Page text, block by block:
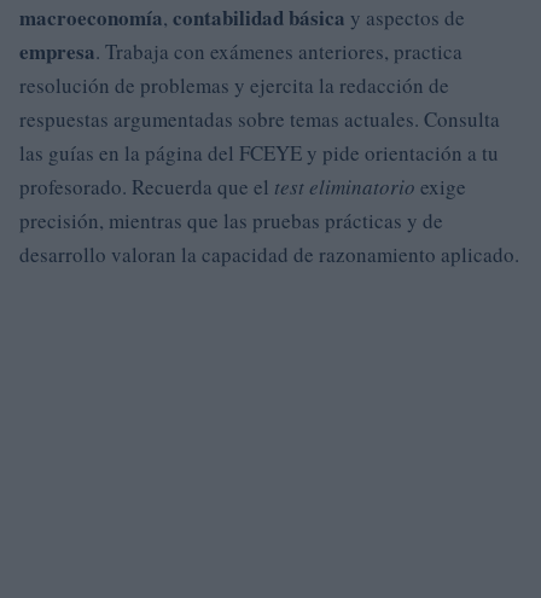
macroeconomía, contabilidad básica y aspectos de
empresa. Trabaja con exámenes anteriores, practica
resolución de problemas y ejercita la redacción de
respuestas argumentadas sobre temas actuales. Consulta
las guías en la página del FCEYE y pide orientación a tu
profesorado. Recuerda que el test eliminatorio exige
precisión, mientras que las pruebas prácticas y de
desarrollo valoran la capacidad de razonamiento aplicado.